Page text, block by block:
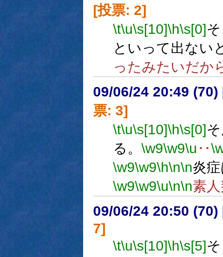
[投票: 2]
\t\u\s[10]\h\s[0]
といって出ない
ったみたいだか
09/06/24 20:49 (70)
票: 3]
\t\u\s[10]\h\s[0]
る。 \w9\w9\u ‥
\w9\w9\h\n\n炎
\w9\w9\u\n\n素
09/06/24 20:50 (70)
7]
\t\u\s[10]\h\s[5]